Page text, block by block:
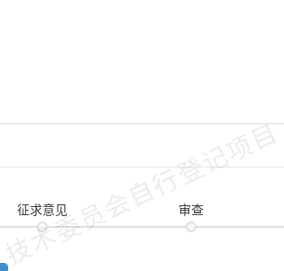
技术委员会自行登记项目
征求意见 审查